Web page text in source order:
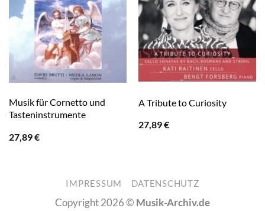
Musik für Cornetto und
Tasteninstrumente
27,89€
A Tribute to Curiosity
27,89€
IMPRESSUM DATENSCHUTZ
Copyright 2026 © Musik-Archiv.de